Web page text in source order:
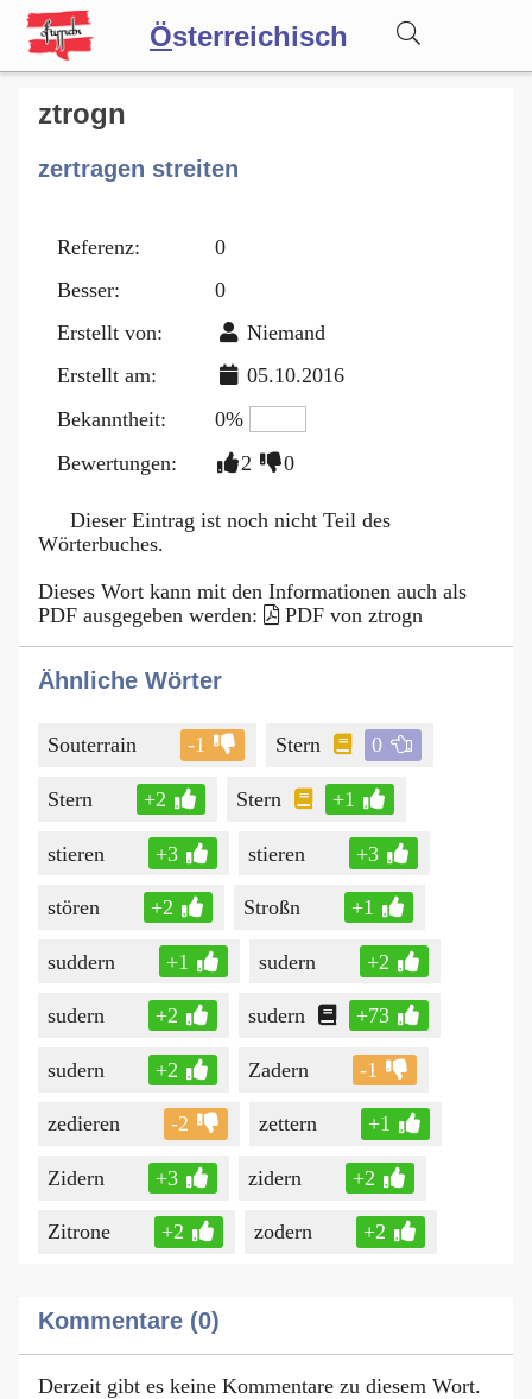
Österreichisch
Wörterbuch
Forum
Blog
ztrogn
zertragen streiten
Referenz:
0
Besser:
0
Erstellt von:
Niemand
Erstellt am:
05.10.2016
Bekanntheit:
0%
Bewertungen:
2 0
Dieser Eintrag ist noch nicht Teil des
Wörterbuches.
Dieses Wort kann mit den Informationen auch als
PDF ausgegeben werden:
PDF von ztrogn
Ähnliche Wörter
Souterrain -1 Stern 0
Stern +2 Stern +1
stieren +3 stieren +3
stören +2 Stroßn +1
suddern +1 sudern +2
sudern +2 sudern +73
sudern +2 Zadern -1
zedieren -2 zettern +1
Zidern +3 zidern +2
Zitrone +2 zodern +2
Kommentare (0)
Derzeit gibt es keine Kommentare zu diesem Wort.